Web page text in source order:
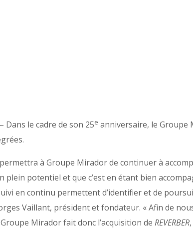
– Dans le cadre de son 25e anniversaire, le Groupe
permettra à Groupe Mirador de continuer à
potentiel et que c’est en étant bien
en continu permettent d’identifier et de
Vaillant, président et fondateur. « Afin de
Mirador fait donc l’acquisition de REVERBER